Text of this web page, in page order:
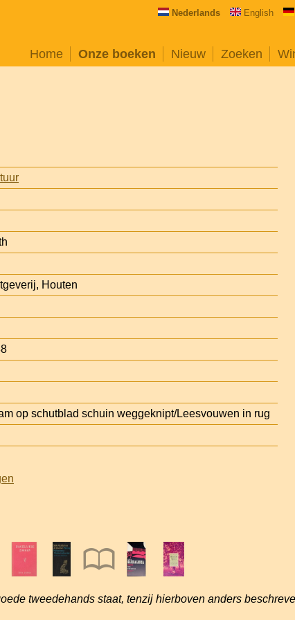
Nederlands English
Home Onze boeken Nieuw Zoeken
Houten
op schutblad schuin weggeknipt/Leesvouwen in rug
tweedehands staat, tenzij hierboven anders